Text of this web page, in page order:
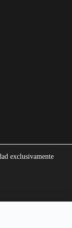
exclusivamente